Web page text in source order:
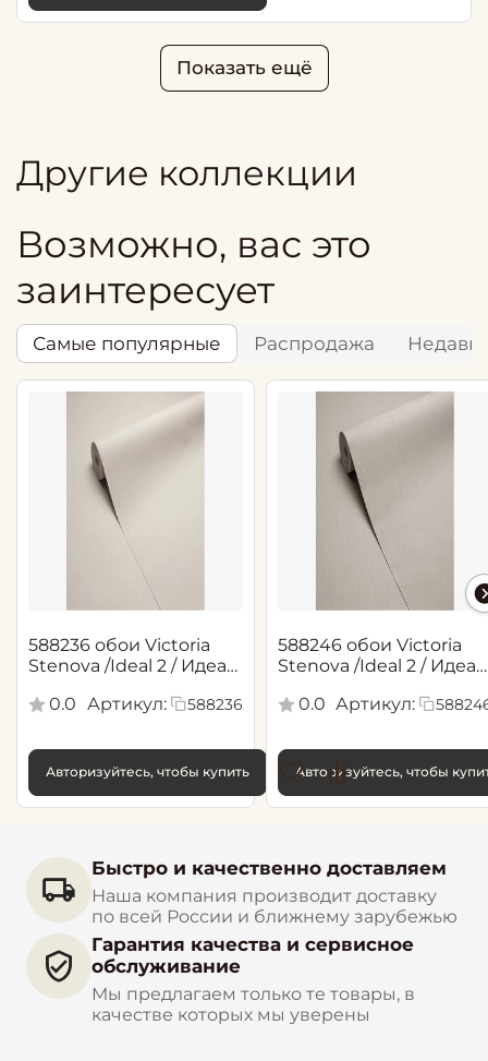
Показать ещё
Другие коллекции
Возможно, вас это
заинтересует
Самые популярные Распродажа
588236 обои Victoria
Stenova /Ideal 2 / Идеал
0.0
Артикул: 588236
Авторизуйтесь, чтобы купить
588246 обои Victoria
Stenova /Ideal 2 / Идеал
0.0 Артикул:
Авторизуйтесь, чтобы
Быстро и качественно доставляем
Наша компания производит доставку
по всей России и ближнему зарубежью
Гарантия качества и сервисное
обслуживание
Мы предлагаем только те товары, в
качестве которых мы уверены